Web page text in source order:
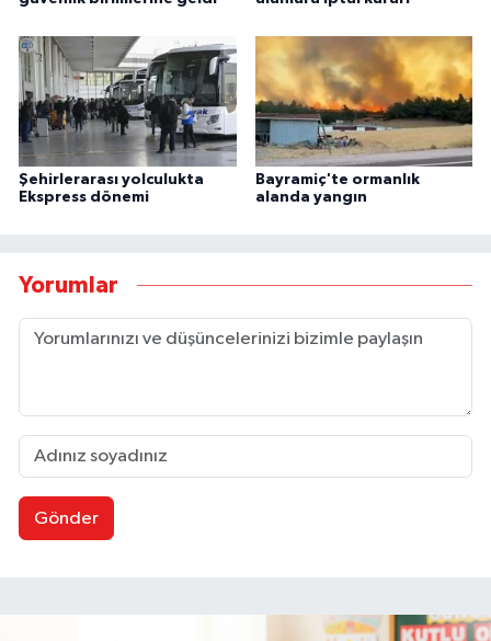
Şehirlerarası yolculukta
Ekspress dönemi
Bayramiç'te ormanlık
alanda yangın
Yorumlar
Gönder